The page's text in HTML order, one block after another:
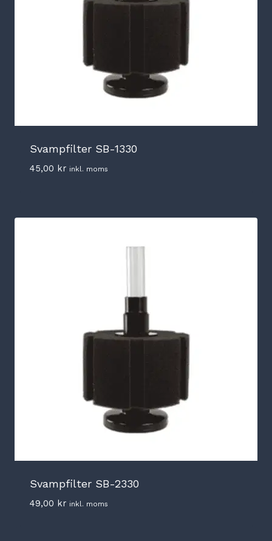
Svampfilter SB-1330
45,00 kr inkl. moms
Svampfilter SB-2330
49,00 kr inkl. moms